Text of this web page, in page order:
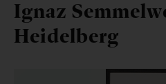
Ignaz
Heidelberg